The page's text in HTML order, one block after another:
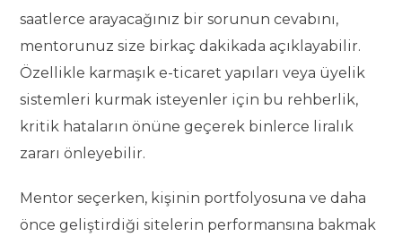
saatlerce arayacağınız bir sorunun cevabını,
mentorunuz size birkaç dakikada açıklayabilir.
Özellikle karmaşık e-ticaret yapıları veya üyelik
sistemleri kurmak isteyenler için bu rehberlik,
kritik hataların önüne geçerek binlerce liralık
zararı önleyebilir.
Mentor seçerken, kişinin portfolyosuna ve daha
önce geliştirdiği sitelerin performansına bakmak